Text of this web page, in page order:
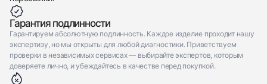
Гарантия подлинности
Гарантируем абсолютную подлинность. Каждое изделие проходит нашу
экспертизу, но мы открыты для любой диагностики. Приветствуем
проверки в независимых сервисах — выбирайте экспертов, которым
доверяете лично, и убеждайтесь в качестве перед покупкой.